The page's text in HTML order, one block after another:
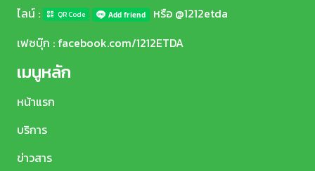
ไลน์ :
QR Code
หรือ @1212etda
เฟซบุ๊ก : facebook.com/1212ETDA
เมนูหลัก
หน้าแรก
บริการ
ข่าวสาร